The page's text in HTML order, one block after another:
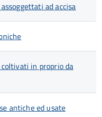
ad accisa
in proprio da
antiche ed usate